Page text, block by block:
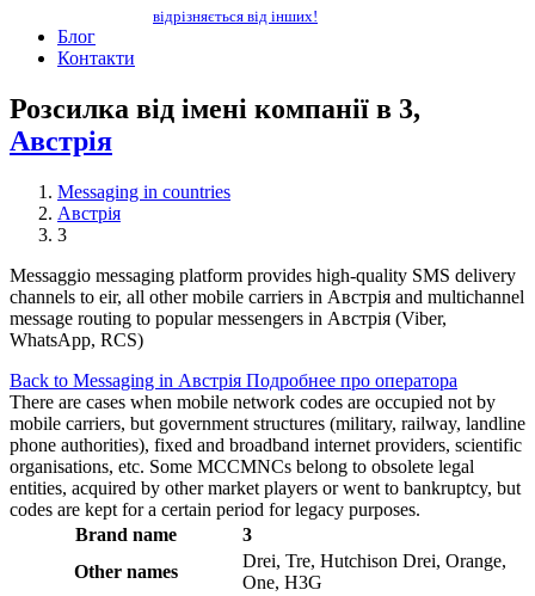
відрізняється від інших!
Блог
Контакти
Розсилка від імені компанії в 3,
Австрія
Messaging in countries
Австрія
3
Messaggio messaging platform provides high-quality SMS delivery
channels to eir, all other mobile carriers in Австрія and multichannel
message routing to popular messengers in Австрія (Viber,
WhatsApp, RCS)
Back to Messaging in Австрія Подробнее про оператора
There are cases when mobile network codes are occupied not by
mobile carriers, but government structures (military, railway, landline
phone authorities), fixed and broadband internet providers, scientific
organisations, etc. Some MCCMNCs belong to obsolete legal
entities, acquired by other market players or went to bankruptcy, but
codes are kept for a certain period for legacy purposes.
Brand name
3
Other names
Drei, Tre, Hutchison Drei, Orange,
One, H3G